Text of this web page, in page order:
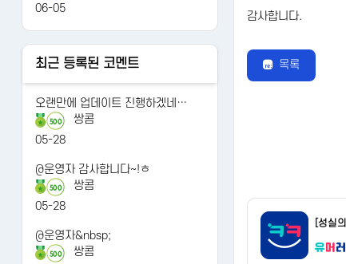
06-05
최근 등록된 코멘트
오랜만에 업데이트 진행하겠네…
500
쌍콤
05-28
@운영자 감사합니다~!ㅎ
500
쌍콤
05-28
@운영자&nbsp;
500
쌍콤
감사합니다.
목록
[성실